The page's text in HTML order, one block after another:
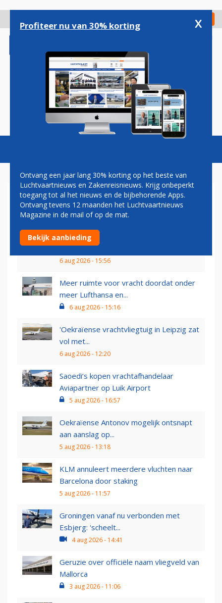
gaan
Check in
Magazine Podcasts Vacatures
AIRPORTS
In jacht op vakantiegangers sluit
vliegveld Maastricht zich...
6 aug 2026 - 15:56
Meer ruimte voor vracht doordat onder
meer Lufthansa en...
6 aug 2026 - 15:16
'Oekraïense vrachtvliegtuig in Leipzig zat
vol met...
6 aug 2026 - 12:20
Saoedi’s kopen vrachtafhandelaar
Aviapartner op Luik Airport
5 aug 2026 - 16:57
Oekraïense Antonov mogelijk ontsnapt
aan aanslag op...
5 aug 2026 - 13:18
KLM annuleert meerdere vluchten naar
Barcelona door staking
5 aug 2026 - 11:57
Groningen vanaf nu verbonden met
Esbjerg: 'scheelt...
4 aug 2026 - 14:41
Geruzie over officiële naam vliegveld van
Mallorca
3 aug 2026 - 11:06
Profiteer nu van 30% korting x
Ontvang een jaar lang 30% korting op het beste van
Luchtvaartnieuws en Zakenreisnieuws. Krijg onbeperkt
toegang tot al het nieuws en de bijbehorende Apps.
Ontvang tevens 12 maanden het Luchtvaartnieuws
Magazine in de mail of op de mat.
Bekijk aanbieding